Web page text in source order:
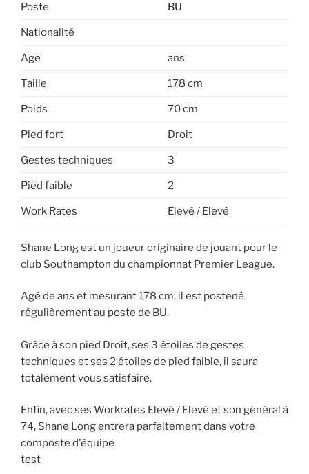
Poste BU
Nationalité
Age ans
Taille 178 cm
Poids 70 cm
Pied fort Droit
Gestes techniques 3
Pied faible 2
Work Rates Elevé / Elevé
Shane Long est un joueur originaire de jouant pour le
club Southampton du championnat Premier League.
Agé de ans et mesurant 178 cm, il est postené
régulièrement au poste de BU.
Grâce à son pied Droit, ses 3 étoiles de gestes
techniques et ses 2 étoiles de pied faible, il saura
totalement vous satisfaire.
Enfin, avec ses Workrates Elevé / Elevé et son général à
74, Shane Long entrera parfaitement dans votre
composte d'équipe
test